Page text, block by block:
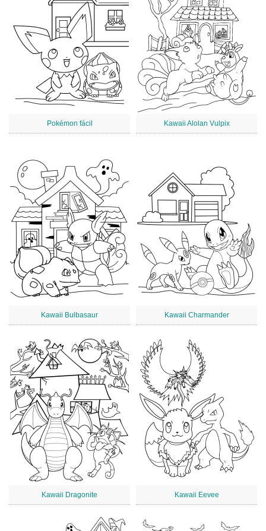
Pokémon fácil Kawaii Alolan Vulpix
Kawaii Bulbasaur Kawaii Charmander
Kawaii Dragonite Kawaii Eevee